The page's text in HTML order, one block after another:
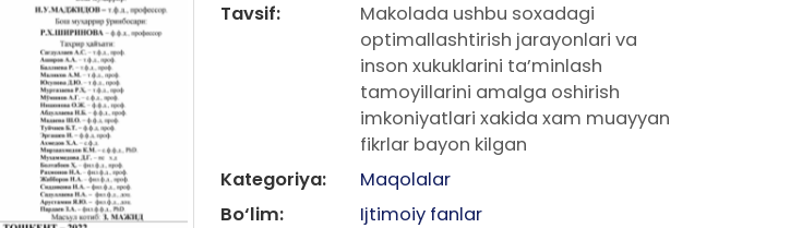
Tavsif:
Makolada ushbu soxadagi
optimallashtirish jarayonlari va
inson xukuklarini ta’minlash
tamoyillarini amalga oshirish
imkoniyatlari xakida xam muayyan
fikrlar bayon kilgan
Kategoriya:
Maqolalar
Bo‘lim:
Ijtimoiy fanlar